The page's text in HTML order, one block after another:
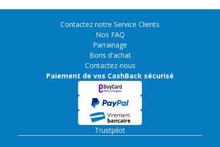
Contactez notre Service Clients
Nos FAQ
Parrainage
Bons d'achat
Contactez-nous
Paiement de vos CashBack sécurisé
Trustpilot